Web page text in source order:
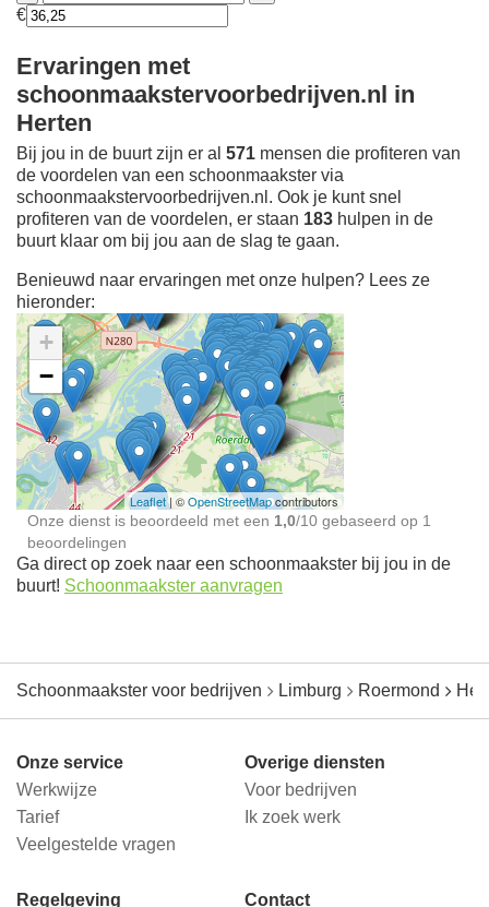
€
Ervaringen met
schoonmaakstervoorbedrijven.nl in
Herten
Bij jou in de buurt zijn er al 571 mensen die profiteren van
de voordelen van een schoonmaakster via
schoonmaakstervoorbedrijven.nl. Ook je kunt snel
profiteren van de voordelen, er staan 183 hulpen in de
buurt klaar om bij jou aan de slag te gaan.
Benieuwd naar ervaringen met onze hulpen? Lees ze
hieronder:
Ontdek meer ervaringen
Schoonmaakster bij
jou in de buurt
+
−
Leaflet| ©OpenStreetMapcontributors
Onze dienst is beoordeeld met een 1,0/10 gebaseerd op 1
beoordelingen
Ga direct op zoek naar een schoonmaakster bij jou in de
buurt! Schoonmaakster aanvragen
Schoonmaakster voor bedrijven Limburg Roermond
Onze service
Werkwijze
Tarief
Veelgestelde vragen
Overige diensten
Voor bedrijven
Ik zoek werk
Regelgeving Contact